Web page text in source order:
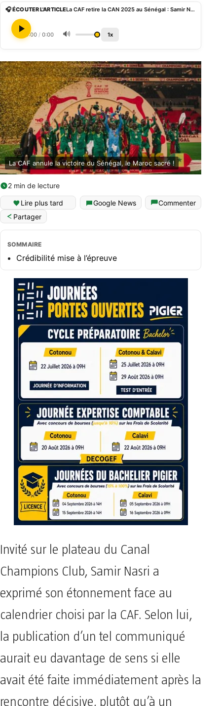
🎧 ÉCOUTER L'ARTICLE La CAF retire la CAN 2025 au Sénégal : Samir Nasri dénonce la décision
0:00 / 0:00 🔊 1x
La CAF annule la victoire du Sénégal, le Maroc sacré !
2 min de lecture
Lire plus tard Google News
Commenter
Partager
SOMMAIRE
Crédibilité mise à l’épreuve
Invité sur le plateau du Canal
Champions Club, Samir Nasri a
exprimé son étonnement face au
calendrier choisi par la CAF. Selon lui,
la publication d’un tel communiqué
aurait eu davantage de sens si elle
avait été faite immédiatement après la
rencontre décisive, plutôt qu’à un